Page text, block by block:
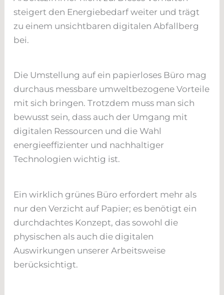
steigert den Energiebedarf weiter und trägt
zu einem unsichtbaren digitalen Abfallberg
bei.
Die Umstellung auf ein papierloses Büro mag
durchaus messbare umweltbezogene Vorteile
mit sich bringen. Trotzdem muss man sich
bewusst sein, dass auch der Umgang mit
digitalen Ressourcen und die Wahl
energieeffizienter und nachhaltiger
Technologien wichtig ist.
Ein wirklich grünes Büro erfordert mehr als
nur den Verzicht auf Papier; es benötigt ein
durchdachtes Konzept, das sowohl die
physischen als auch die digitalen
Auswirkungen unserer Arbeitsweise
berücksichtigt.